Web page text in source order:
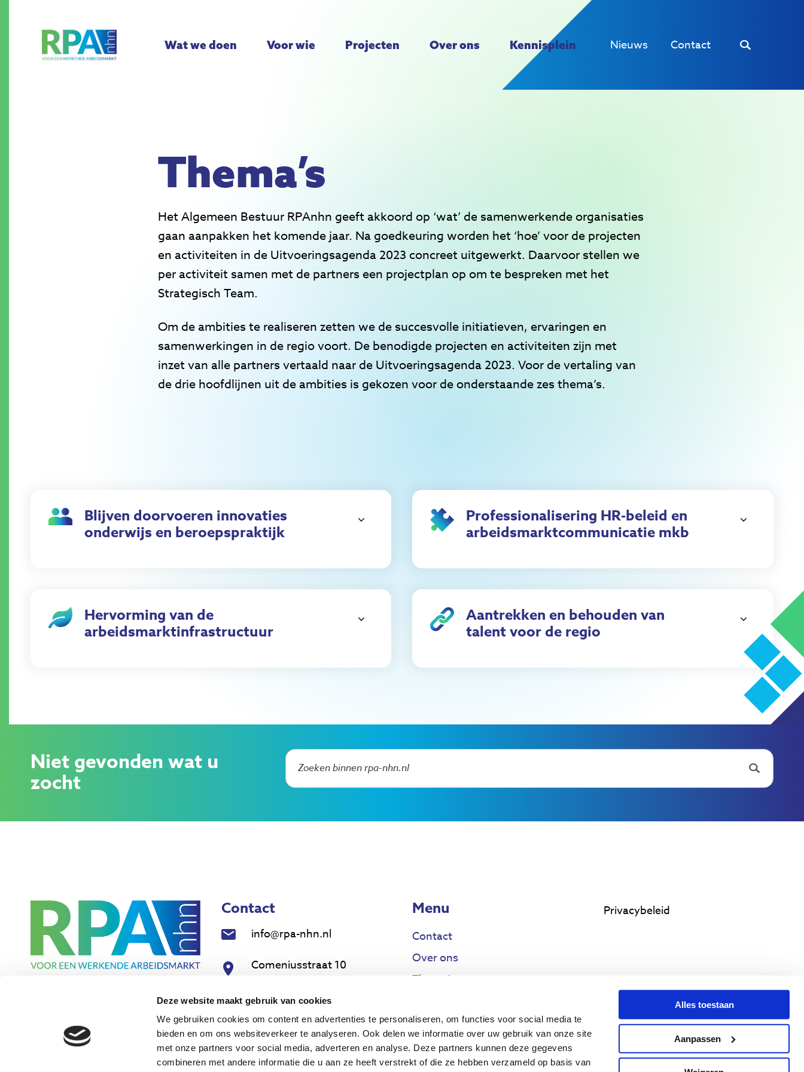
Deze website maakt gebruik van cookies
We gebruiken cookies om content en advertenties te personaliseren, om functies voor social media te
bieden en om ons websiteverkeer te analyseren. Ook delen we informatie over uw gebruik van onze site
met onze partners voor social media, adverteren en analyse. Deze partners kunnen deze gegevens
combineren met andere informatie die u aan ze heeft verstrekt of die ze hebben verzameld op basis van
Alles toestaan
Aanpassen
Wat we doen Voor wie Projecten Over ons Kennisplein Nieuws Contact
Thema’s
Het Algemeen Bestuur RPAnhn geeft akkoord op ‘wat’ de samenwerkende organisaties
gaan aanpakken het komende jaar. Na goedkeuring worden het ‘hoe’ voor de projecten
en activiteiten in de Uitvoeringsagenda 2023 concreet uitgewerkt. Daarvoor stellen we
per activiteit samen met de partners een projectplan op om te bespreken met het
Strategisch Team.
Om de ambities te realiseren zetten we de succesvolle initiatieven, ervaringen en
samenwerkingen in de regio voort. De benodigde projecten en activiteiten zijn met
inzet van alle partners vertaald naar de Uitvoeringsagenda 2023. Voor de vertaling van
de drie hoofdlijnen uit de ambities is gekozen voor de onderstaande zes thema’s.
Blijven doorvoeren innovaties
onderwijs en beroepspraktijk
Professionalisering HR-beleid en
arbeidsmarktcommunicatie mkb
Hervorming van de
arbeidsmarktinfrastructuur
Aantrekken en behouden van
talent voor de regio
Niet gevonden wat u
zocht
Contact
info@rpa-nhn.nl
Comeniusstraat 10
Nieuwsbrief
Menu
Contact
Over ons
Thema’s
Projecten
Privacybeleid